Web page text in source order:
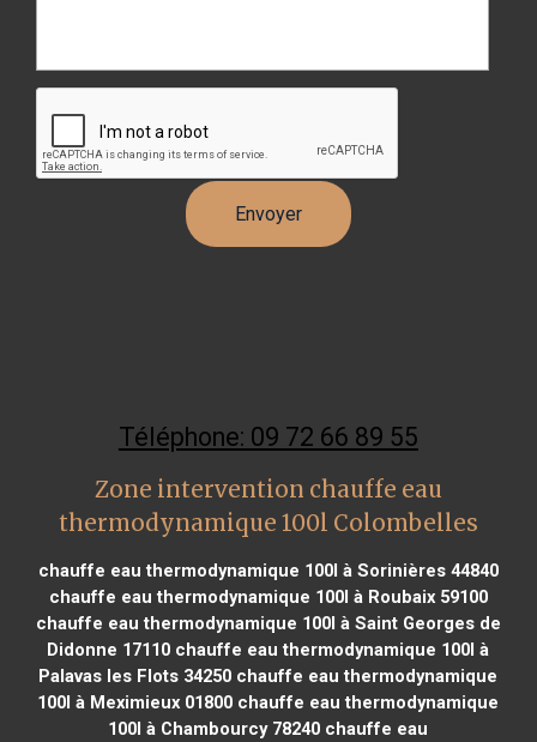
Téléphone: 09 72 66 89 55
Zone intervention chauffe eau
thermodynamique 100l Colombelles
chauffe eau thermodynamique 100l à Sorinières 44840
chauffe eau thermodynamique 100l à Roubaix 59100
chauffe eau thermodynamique 100l à Saint Georges de
Didonne 17110 chauffe eau thermodynamique 100l à
Palavas les Flots 34250 chauffe eau thermodynamique
100l à Meximieux 01800 chauffe eau thermodynamique
100l à Chambourcy 78240 chauffe eau